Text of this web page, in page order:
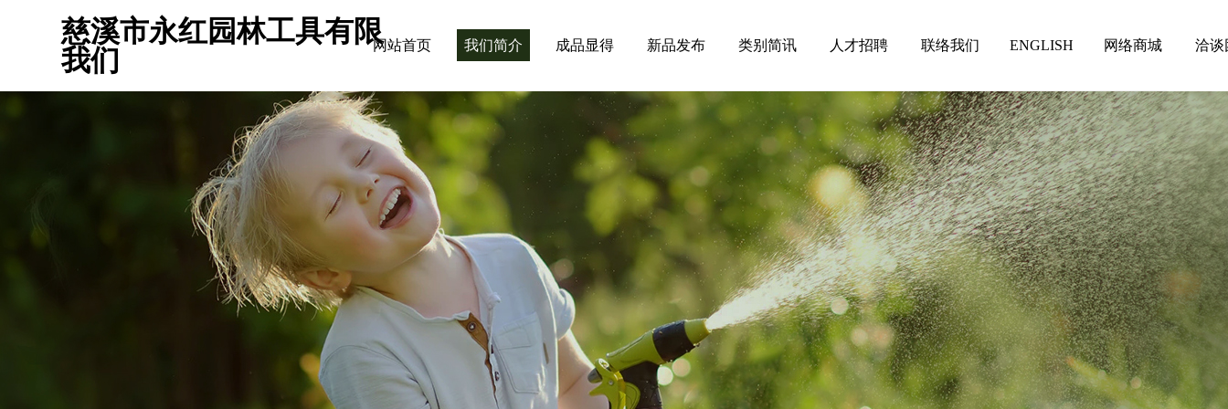
慈溪市永红园林工具有限
我们
网站首页 我们简介 成品显得 新品发布 类别简讯 人才招聘 联络我们 ENGLISH 网络商城 洽谈